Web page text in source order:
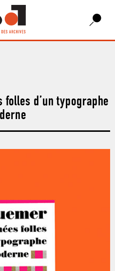
folles d’un typographe